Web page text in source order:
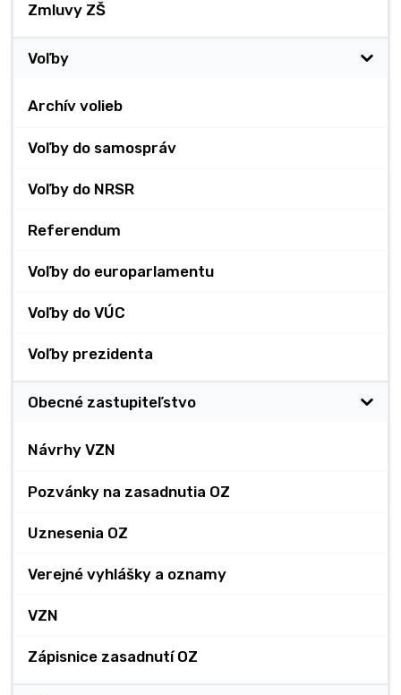
Zmluvy ZŠ
Voľby
Archív volieb
Voľby do samospráv
Voľby do NRSR
Referendum
Voľby do europarlamentu
Voľby do VÚC
Voľby prezidenta
Obecné zastupiteľstvo
Návrhy VZN
Pozvánky na zasadnutia OZ
Uznesenia OZ
Verejné vyhlášky a oznamy
VZN
Zápisnice zasadnutí OZ